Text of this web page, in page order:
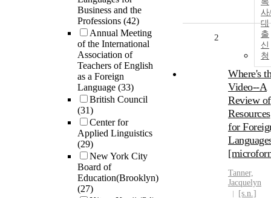
Business and the
Professions (42)
Annual Meeting
of the International
Association of
Teachers of English
as a Foreign
Language (33)
British Council
(31)
Center for
Applied Linguistics
(29)
New York City
Board of
Education(Brooklyn)
(27)
사/
대
출
신
청
2
Where's
Video--A
Review of
Resources
for
Tanner,
Jacquelyn
[s.n.]